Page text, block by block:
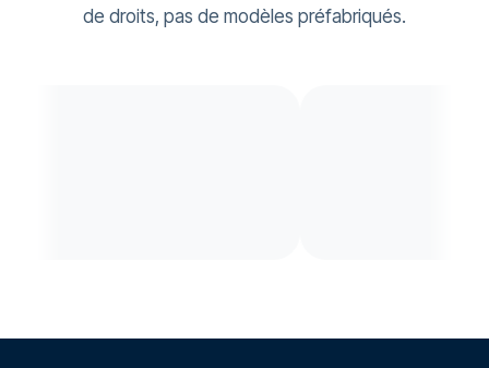
de droits, pas de modèles préfabriqués.